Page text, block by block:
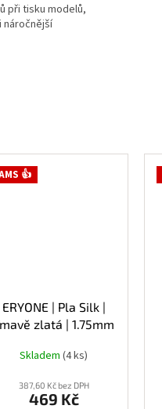
👍
ERYONE | Pla Silk |
zlatá | 1.75mm
Skladem(4 ks)
387,60 Kč bez DPH
469 Kč
při tisku modelů,
náročnější